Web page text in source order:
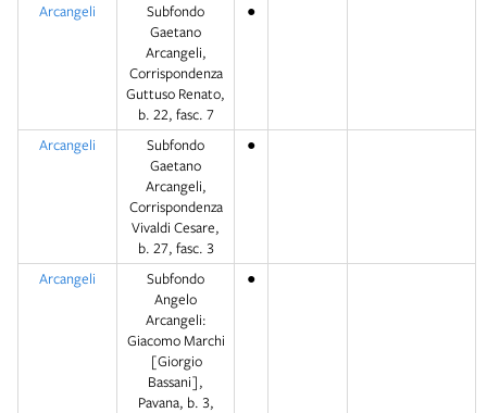
Arcangeli
Subfondo
Gaetano
Arcangeli,
Corrispondenza
Guttuso Renato,
b. 22, fasc. 7
●
Arcangeli
Subfondo
Gaetano
Arcangeli,
Corrispondenza
Vivaldi Cesare,
b. 27, fasc. 3
●
Arcangeli
Subfondo
Angelo
Arcangeli:
Giacomo Marchi
[Giorgio
Bassani],
Pavana, b. 3,
●